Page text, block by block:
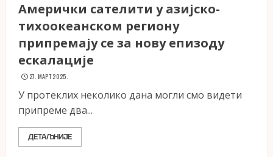
Амерички сателити у азијско-
тихоокеанском региону
припремају се за нову епизоду
ескалације
27. МАРТ 2025.
У протеклих неколико дана могли смо видети
припреме два...
ДЕТАЉНИЈЕ